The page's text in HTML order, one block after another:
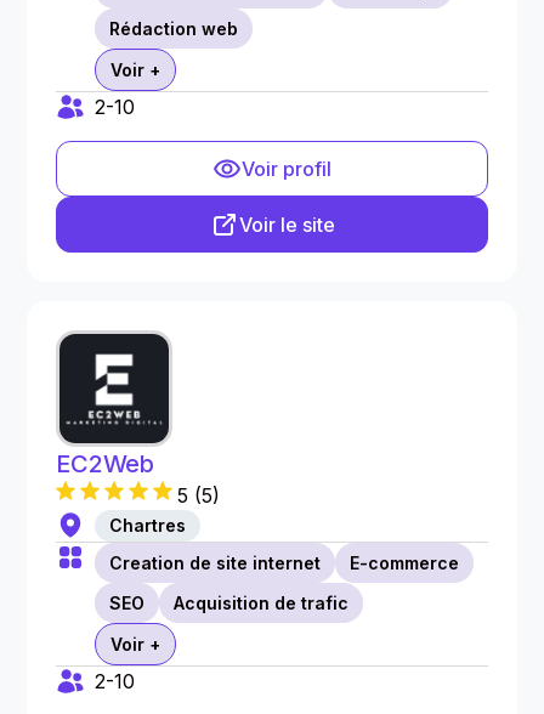
Rédaction web
Voir +
2-10
Voir profil
Voir le site
EC2Web
5 (5)
Chartres
Creation de site internet
E-commerce
SEO
Acquisition de trafic
Voir +
2-10